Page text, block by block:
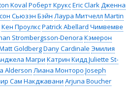
Koval Роберт КруксEric ClarkДженна
Сьюзэн Бэйн Лаура Митчелл Martin
Кен ПроулксPatrick Abellard Чимвемве
Strombergsson-Denora Кэмерон
GoldbergDany Cardinale Эмилия
Магри Катрин КиддJuliette St-
Alderson Лиана Монторо Joseph
Сам Накджавани Arjuna Boucher